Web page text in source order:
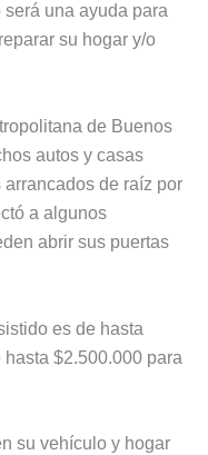
una ayuda para
su hogar y/o
de Buenos
autos y casas
de raíz por
a algunos
abrir sus puertas
es de hasta
$2.500.000 para
su vehículo y hogar